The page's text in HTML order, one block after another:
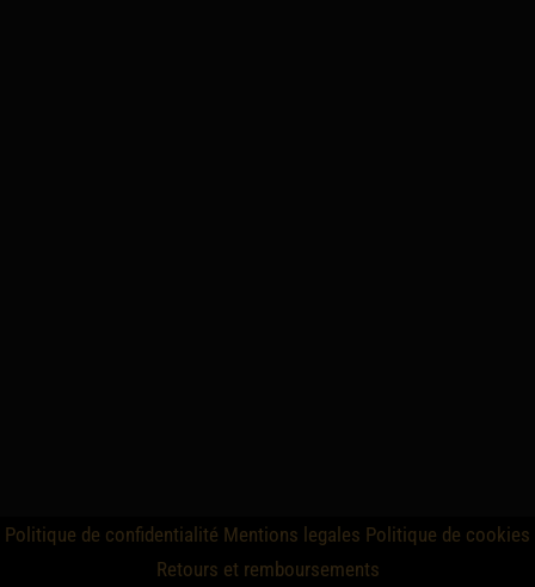
Politique de confidentialité Mentions legales Politique de cookies
Retours et remboursements